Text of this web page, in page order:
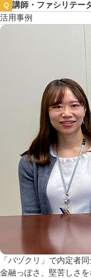
Q 講師・ファシリテー
活用事例
「バヅクリ」で内定者
金融っぽさ、堅苦しさ